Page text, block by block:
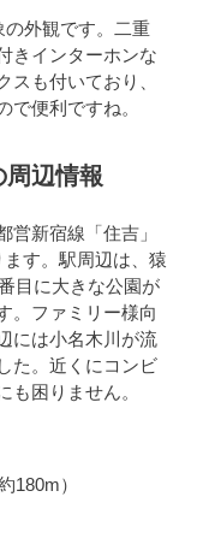
外観です。二重
きインターホンな
も付いており、
便利ですね。
周辺情報
新宿線「住吉」
す。駅周辺は、猿
目に大きな公園が
。ファミリー様向
には小名木川が流
た。近くにコンビ
も困りません。
180m）